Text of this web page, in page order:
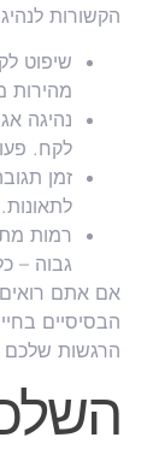
הקשורות
שיפוט
מהירות
נהיגה
לקח.
זמן
לתאונות.
רמות
גבוה –
אם אתם
הבסיסיים
הרגשות שלכם